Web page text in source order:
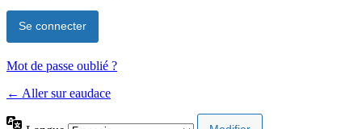
Mot de passe oublié ?
← Aller sur eaudace